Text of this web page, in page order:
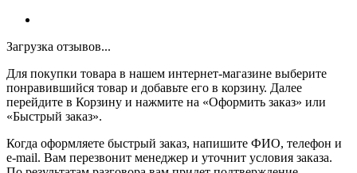
Загрузка отзывов...
Для покупки товара в нашем интернет-магазине выберите
понравившийся товар и добавьте его в корзину. Далее
перейдите в Корзину и нажмите на «Оформить заказ» или
«Быстрый заказ».
Когда оформляете быстрый заказ, напишите ФИО, телефон и
e-mail. Вам перезвонит менеджер и уточнит условия заказа.